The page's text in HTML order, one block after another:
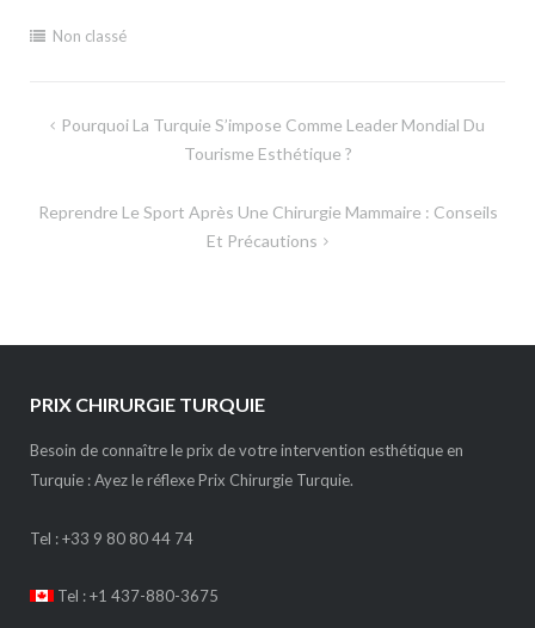
Non classé
Navigation
Pourquoi La Turquie S’impose Comme Leader Mondial Du
Tourisme Esthétique ?
Reprendre Le Sport Après Une Chirurgie Mammaire : Conseils
Et Précautions
PRIX CHIRURGIE TURQUIE
Besoin de connaître le prix de votre intervention esthétique en
Turquie : Ayez le réflexe Prix Chirurgie Turquie.
Tel :+33 9 80 80 44 74
Tel : +1 437-880-3675